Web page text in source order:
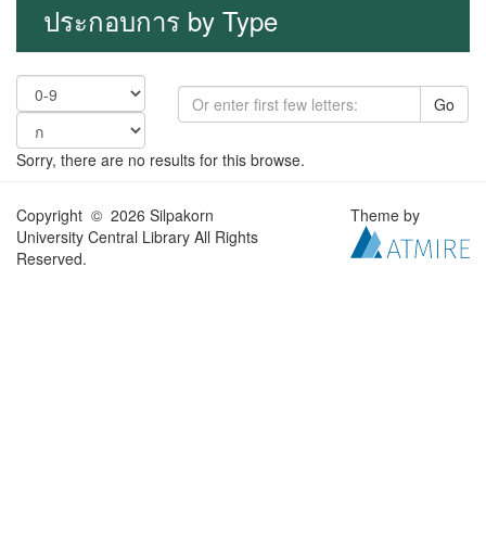
ประกอบการ by Type
Go
Sorry, there are no results for this browse.
Copyright © 2026 Silpakorn
University Central Library All Rights
Reserved.
Theme by